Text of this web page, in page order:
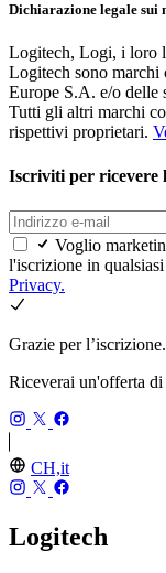
Dichiarazione legale sui
Logitech, Logi, i loro
Logitech sono
Europe S.A. e/o delle
Tutti gli altri marchi
rispettivi proprietari.
Iscriviti per ricevere
Voglio
l'iscrizione in
Privacy.
Grazie per l’iscrizione.
Riceverai un'offerta di
CH,it
Logitech